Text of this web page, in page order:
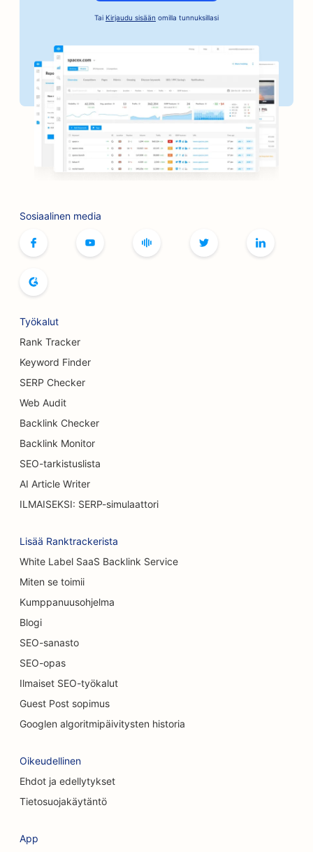
SEO pankeille
SEO leipomoille
SEO parturi-kampaamoille
SEO for BBQ Joints
SEO putiikeille
Botox- ja täyteainepalveluiden
SEO panimoille
SEO rintojen suurennuspalveluille
SEO hampurilaisautoille
SEO palovammakirurgeille
SEO kahviloille
SEO Kakkukaupoille
SEO matto &amp; lattia myymälöissä
SEO autopesuille
SEO autokauppiaille
SEO kissakahviloille
Kemiallisia kuorintapalveluja koskeva
hakukoneoptimointi
SEO vaatekaupoille
SEO kraniofaciaalisille kirurgeille
SEO kahviloille
Tai Kirjaudu sisään omilla tunnuksillasi
Sosiaalinen media
Työkalut
Rank Tracker
Keyword Finder
SERP Checker
Web Audit
Backlink Checker
Backlink Monitor
SEO-tarkistuslista
AI Article Writer
ILMAISEKSI: SERP-simulaattori
Lisää Ranktrackerista
White Label SaaS Backlink Service
Miten se toimii
Kumppanuusohjelma
Blogi
SEO-sanasto
SEO-opas
Ilmaiset SEO-työkalut
Guest Post sopimus
Googlen algoritmipäivitysten historia
Oikeudellinen
Ehdot ja edellytykset
Tietosuojakäytäntö
App